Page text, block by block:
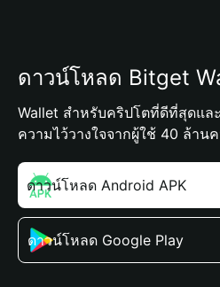
ดาวน์โหลด Bitget
Wallet สำหรับคริปโตที่ดีที่สุดแล
ความไว้วางใจจากผู้ใช้ 40 ล้าน
ดาวน์โหลด Android APK
ดาวน์โหลด Google Play